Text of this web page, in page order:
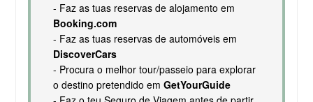
- Faz as tuas reservas de alojamento em
Booking.com
- Faz as tuas reservas de automóveis em
DiscoverCars
- Procura o melhor tour/passeio para explorar
o destino pretendido em GetYourGuide